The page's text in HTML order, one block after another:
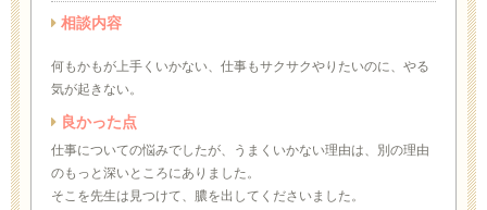
相談内容
何もかもが上手くいかない、仕事もサクサクやりたいのに、やる
気が起きない。
良かった点
仕事についての悩みでしたが、うまくいかない理由は、別の理由
のもっと深いところにありました。
そこを先生は見つけて、膿を出してくださいました。